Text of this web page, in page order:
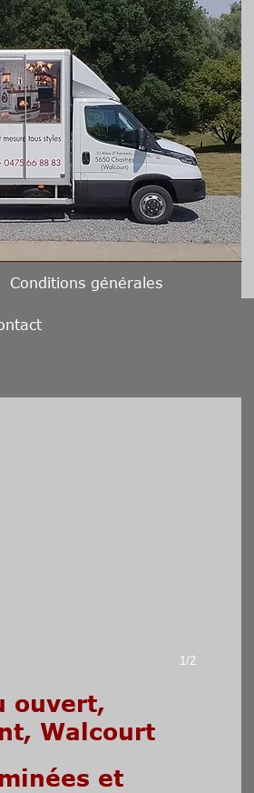
Conditions générales
1/2
ouvert,
Walcourt
et